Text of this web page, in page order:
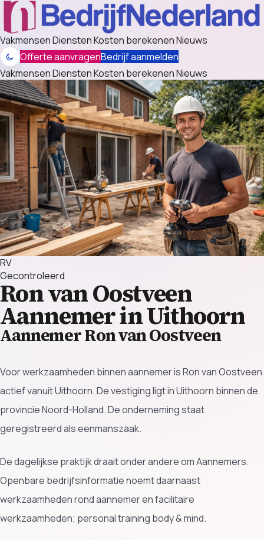
VakmensenDienstenKosten berekenenNieuws
Offerte aanvragenBedrijf aanmelden
VakmensenDienstenKosten berekenenNieuws
RV
Gecontroleerd
Ron van Oostveen
Aannemer in Uithoorn
Aannemer Ron van Oostveen
Voor werkzaamheden binnen aannemer is Ron van Oostveen
actief vanuit Uithoorn. De vestiging ligt in Uithoorn binnen de
provincie Noord-Holland. De onderneming staat
geregistreerd als eenmanszaak.
De dagelijkse praktijk draait onder andere om Aannemers.
Openbare bedrijfsinformatie noemt daarnaast
werkzaamheden rond aannemer en facilitaire
werkzaamheden; personal training body & mind.